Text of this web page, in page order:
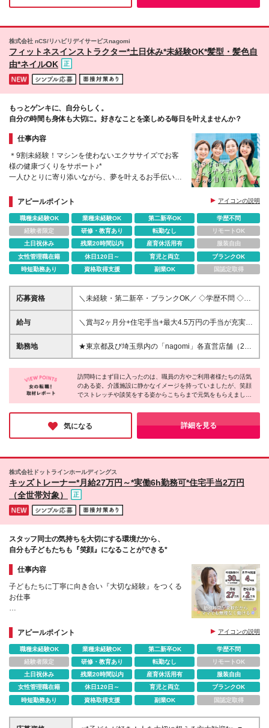
をお願いする場合があります。 ※出張の際は出張手当
（1日4,500円）を支給／交通費などは全額会社負担
株式会社 nCS/リハビリデイサービスnagomi
フィットネスインストラクター*土日休み*未経験OK*髪型・髪色自
由*ネイルOK
もっとゲンキに、自分らしく。
自分の時間も身体も大切に。好きなことを楽しめる毎日を叶えませんか？
仕事内容
＊9割未経験！マシンを使わないエクササイズでお客
様の健康づくりをサポート♪*
一人ひとりに寄り添いながら、夢を叶えるお手伝いを
アピールポイント
アイコンの説明
職種未経験OK 業種未経験OK 第二新卒OK
学歴不問
経験者限定
研修・教育あり 転勤なし
リモートOK
土日祝休み
残業20時間以内 産育休活用有
服装自由
女性管理職在籍
休日120日～ 育児と両立
ブランクOK
時短勤務あり
資格取得支援 副業OK 国認定取得
応募資格
＼未経験・第二新卒・ブランクOK／ ◇学歴不問 ◇社
会人デビューOK！ 「直接ありがとうを言われる仕事
に就きたい」「人と接することが好き」…そんな方に
ださい】 ◎未経験から資格取得し、スキルを身に付
けたい ◎ワークライフバランスよく働きたい ◎安定
給与
＼賞与2ヶ月分+住宅手当+最大4.5万円の手当が充実！
／ ★月給23万7500円～40万円＋賞与年2回＋各種手
当 ※上記月給に固定残業代（月2万4538円～/16h）含
む ※試用期間6ヵ月（期間中の雇用形態・待遇の差異
はありません） ★充実の各種手当 ・資格等級手当
（月5,000～20,000円）※社会福祉主事／介護福祉士
勤務地
★東京都及び埼玉県内の「nagomi」各直営店舗（27
店舗） 本社：東京都豊島区南池袋2-16-4 SKビル3階
＜勤務地エリア＞ ■豊島区：千川、椎名町 ■板橋区：
徳丸 ■練馬区：桜台、武蔵関、光が丘、大泉学園、井
荻、中村橋 ■渋谷区：駒場 ■新宿区：新宿落合、神楽
坂 ■中野区：野方、笹塚、弥生町 ■杉並区：荻窪 ■世
田谷区：成城、豪徳寺 ■目黒区：目黒中央町 ■大田
区：蒲田 ■調布市：西調布 ■西東京市：西東京 ■府中
記を除く当社関連勤務地
訪問時にまず目に入ったのは、職員の方やご利用者様たちの活気
のある姿。介護施設に静かなイメージを持っていましたが、笑顔
でストレッチや談笑をする姿からこちらまで元気をもらえまし
た。そんな同社では未経験者が多く、お互いに協力し合うフラッ
トな風土があるんだとか。実際に職員同士アイコンタクトや声の
掛け合いで連携を取ってる姿が見られ、チームワークの強さを実
感。新人の方も安心して始められる環境だと思いました！
気になる 詳細を見る
株式会社ドットラインホールディングス
キッズトレーナー*月給27万円～*実働6h勤務可*住宅手当2万円
（全世帯対象）
スタッフ同士の気持ちを大切にする環境だから、
自分も子どもたちも『笑顔』になることができる*
仕事内容
子どもたちに丁寧に向き合い『大切な経験』をつくる
お仕事
＊週5×実働6h（週30時間）勤務OK
＊最長3ヵ月の研修サポートあり
＊自社内保育園が無料
＊チーム体制で休暇も取りやすい！
アピールポイント アイコンの説明
職種未経験OK 業種未経験OK 第二新卒OK
学歴不問
経験者限定
研修・教育あり 転勤なし
リモートOK
土日祝休み
残業20時間以内 産育休活用有
服装自由
女性管理職在籍
休日120日～ 育児と両立
ブランクOK
時短勤務あり
資格取得支援 副業OK 国認定取得